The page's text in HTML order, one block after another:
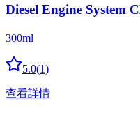
Diesel Engine System
300ml
5.0(1)
查看詳情